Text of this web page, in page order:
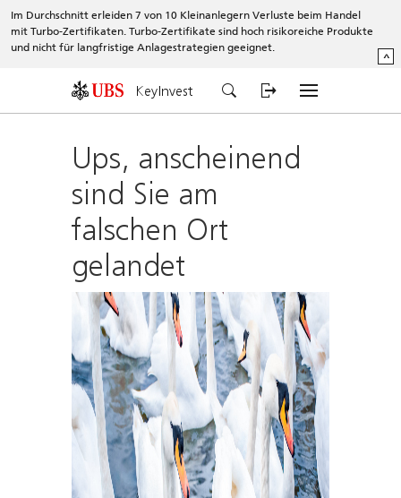
Im Durchschnitt erleiden 7 von 10 Kleinanlegern Verluste beim Handel
mit Turbo-Zertifikaten. Turbo-Zertifikate sind hoch risikoreiche Produkte
und nicht für langfristige Anlagestrategien geeignet.
^
KeyInvest
Ups, anscheinend
sind Sie am
falschen Ort
gelandet